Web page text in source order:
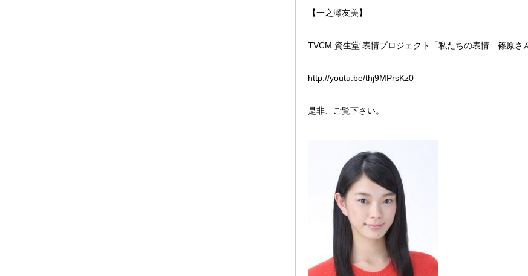
【一之瀬友美】
TVCM 資生堂 表情プロジェクト「私たちの表情 篠原さ
http://youtu.be/thj9MPrsKz0
是非、ご覧下さい。